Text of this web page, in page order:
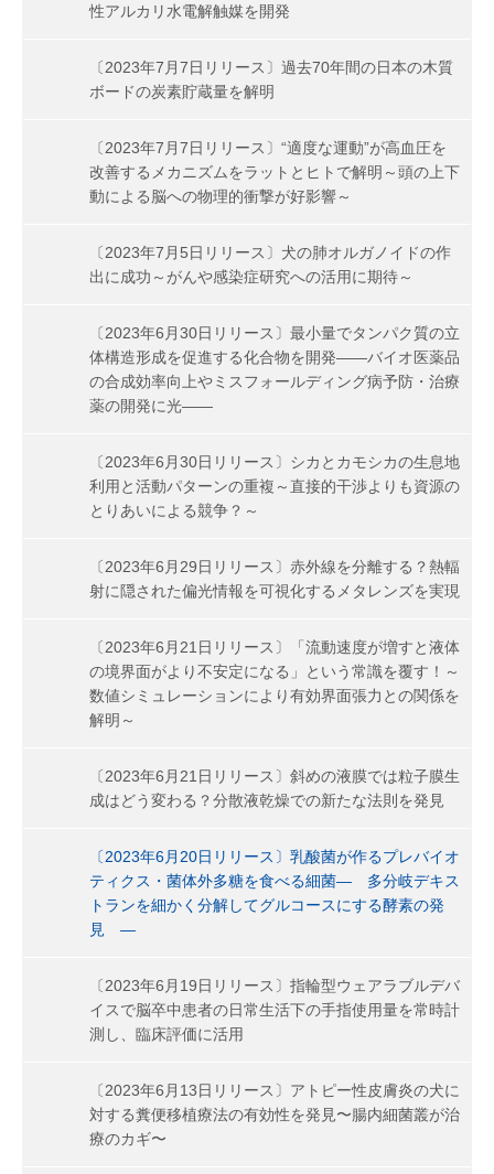
性アルカリ水電解触媒を開発
〔2023年7月7日リリース〕過去70年間の日本の木質
ボードの炭素貯蔵量を解明
〔2023年7月7日リリース〕“適度な運動”が高血圧を
改善するメカニズムをラットとヒトで解明～頭の上下
動による脳への物理的衝撃が好影響～
〔2023年7月5日リリース〕犬の肺オルガノイドの作
出に成功～がんや感染症研究への活用に期待～
〔2023年6月30日リリース〕最小量でタンパク質の立
体構造形成を促進する化合物を開発――バイオ医薬品
の合成効率向上やミスフォールディング病予防・治療
薬の開発に光――
〔2023年6月30日リリース〕シカとカモシカの生息地
利用と活動パターンの重複～直接的干渉よりも資源の
とりあいによる競争？～
〔2023年6月29日リリース〕赤外線を分離する？熱輻
射に隠された偏光情報を可視化するメタレンズを実現
〔2023年6月21日リリース〕「流動速度が増すと液体
の境界面がより不安定になる」という常識を覆す！～
数値シミュレーションにより有効界面張力との関係を
解明～
〔2023年6月21日リリース〕斜めの液膜では粒子膜生
成はどう変わる？分散液乾燥での新たな法則を発見
〔2023年6月20日リリース〕乳酸菌が作るプレバイオ
ティクス・菌体外多糖を食べる細菌― 多分岐デキス
トランを細かく分解してグルコースにする酵素の発
見 ―
〔2023年6月19日リリース〕指輪型ウェアラブルデバ
イスで脳卒中患者の日常生活下の手指使用量を常時計
測し、臨床評価に活用
〔2023年6月13日リリース〕アトピー性皮膚炎の犬に
対する糞便移植療法の有効性を発見〜腸内細菌叢が治
療のカギ〜